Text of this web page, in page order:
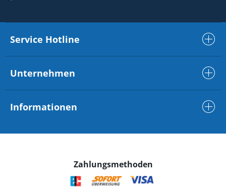
Service Hotline
Unternehmen
Informationen
Zahlungsmethoden